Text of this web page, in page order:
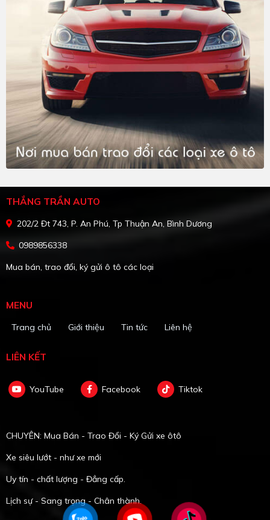
THẮNG TRẦN AUTO
202/2 Đt 743, P. An Phú, Tp Thuận An, Bình Dương
0989856338
Mua bán, trao đổi, ký gửi ô tô các loại
MENU
Trang chủ Giới thiệu Tin tức Liên hệ
LIÊN KẾT
YouTube Facebook Tiktok
CHUYÊN: Mua Bán - Trao Đổi - Ký Gửi xe ôtô
Xe siêu lướt - như xe mới
Uy tín - chất lượng - Đẳng cấp.
Lịch sự - Sang trọng - Chân thành.